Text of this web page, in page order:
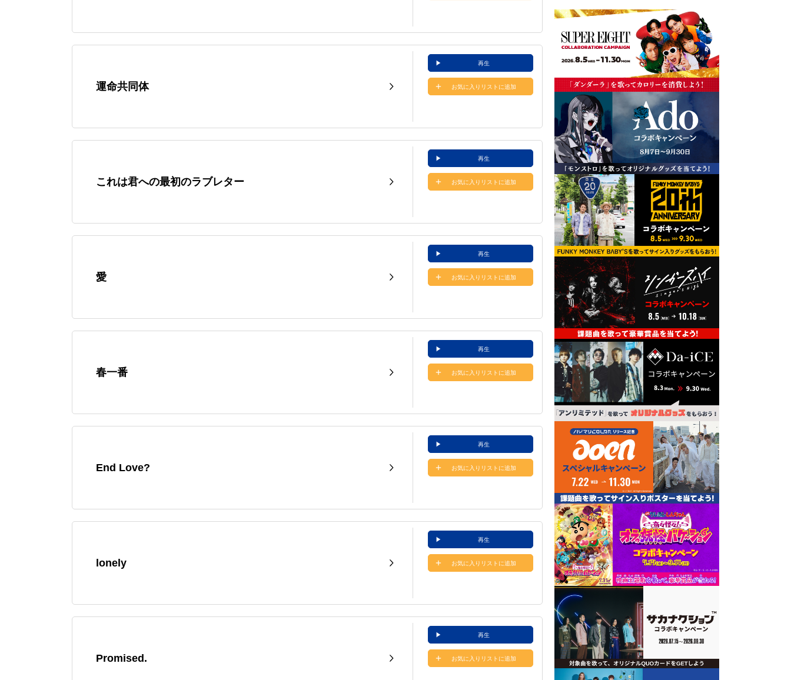
運命共同体
再生
お気に入りリストに追加
これは君への最初のラブレター
再生
お気に入りリストに追加
愛
再生
お気に入りリストに追加
春一番
再生
お気に入りリストに追加
End Love?
再生
お気に入りリストに追加
lonely
再生
お気に入りリストに追加
Promised.
再生
お気に入りリストに追加